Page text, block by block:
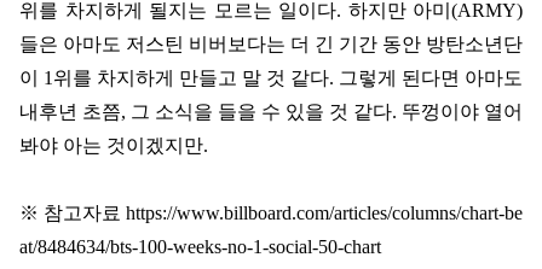
위를 차지하게 될지는 모르는 일이다. 하지만 아미 (ARMY)
들은 아마도 저스틴 비버보다는 더 긴 기간 동안 방탄소년단
이 1 위를 차지하게 만들고 말 것 같다. 그렇게 된다면 아마도
내후년 초쯤, 그 소식을 들을 수 있을 것 같다. 뚜껑이야 열어
봐야 아는 것이겠지만.
※ 참고자료 https://www.billboard.com/articles/columns/chart-be
at/8484634/bts-100-weeks-no-1-social-50-chart